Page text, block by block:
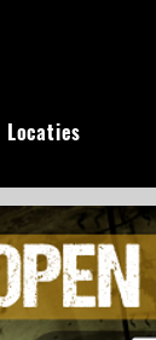
Locaties